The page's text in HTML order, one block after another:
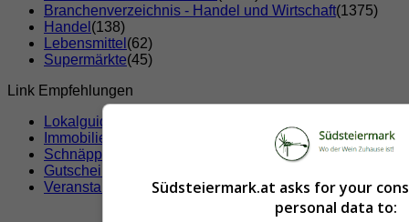
Branchenverzeichnis - Handel und Wirtschaft(1375)
Handel (138)
Lebensmittel (62)
Supermärkte(45)
Link Empfehlungen
Lokalguide
Immobilien
Schnäppchen
Gutscheine & Rabatte
Veranstaltungen
Südsteiermark.at asks for your
personal data to: